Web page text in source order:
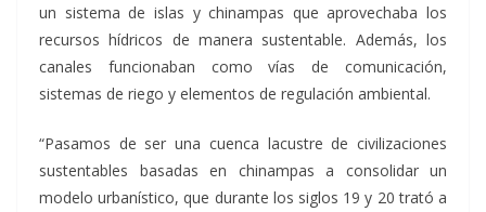
un sistema de islas y chinampas que aprovechaba los
recursos hídricos de manera sustentable. Además, los
canales funcionaban como vías de comunicación,
sistemas de riego y elementos de regulación ambiental.
“Pasamos de ser una cuenca lacustre de civilizaciones
sustentables basadas en chinampas a consolidar un
modelo urbanístico, que durante los siglos 19 y 20 trató a